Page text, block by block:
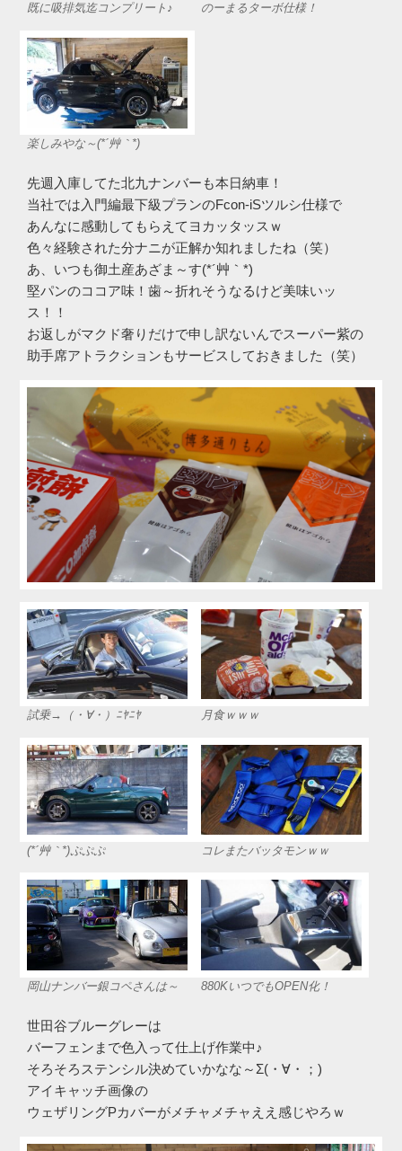
既に吸排気迄コンプリート♪ のーまるターボ仕様！
楽しみやな～(*´艸｀*)
先週入庫してた北九ナンバーも本日納車！
当社では入門編最下級プランのFcon-iSツルシ仕様で
あんなに感動してもらえてヨカッタッスｗ
色々経験された分ナニが正解か知れましたね（笑）
あ、いつも御土産あざま～す(*´艸｀*)
堅パンのココア味！歯～折れそうなるけど美味いッ
ス！！
お返しがマクド奢りだけで申し訳ないんでスーパー紫の
助手席アトラクションもサービスしておきました（笑）
試乗→（・∀・）ﾆﾔﾆﾔ 月食ｗｗｗ
(*´艸｀*)ぷぷぷ コレまたバッタモンｗｗ
岡山ナンバー銀コペさんは～ 880KいつでもOPEN化！
世田谷ブルーグレーは
バーフェンまで色入って仕上げ作業中♪
そろそろステンシル決めていかなな～Σ(・∀・；)
アイキャッチ画像の
ウェザリングPカバーがメチャメチャええ感じやろｗ